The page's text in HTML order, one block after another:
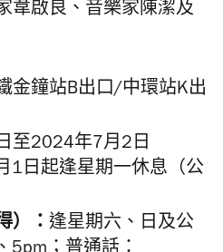
韋啟良、音樂家陳潔及
金鐘站B出口/中環站K出
至2024年7月2日
1日起逢星期一休息（公
）： 逢星期六、日及公